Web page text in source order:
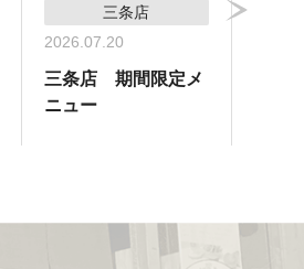
三条店
2026.07.20
三条店 期間限定メ
ニュー